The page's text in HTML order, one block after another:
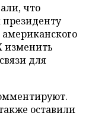
что
изменить
для
оставили